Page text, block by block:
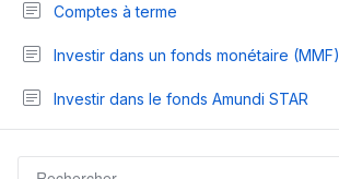
Comptes à terme
Investir dans un fonds monétaire (MMF)
Investir dans le fonds Amundi STAR